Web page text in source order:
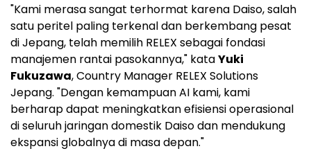
"Kami merasa sangat terhormat karena Daiso, salah
satu peritel paling terkenal dan berkembang pesat
di Jepang, telah memilih RELEX sebagai fondasi
manajemen rantai pasokannya," kataYuki
Fukuzawa, Country Manager RELEX Solutions
Jepang. "Dengan kemampuan AI kami, kami
berharap dapat meningkatkan efisiensi operasional
di seluruh jaringan domestik Daiso dan mendukung
ekspansi globalnya di masa depan."